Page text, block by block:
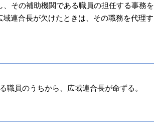
その補助機関である職員の担任する事務を
連合長が欠けたときは、その職務を代理す
員のうちから、広域連合長が命ずる。